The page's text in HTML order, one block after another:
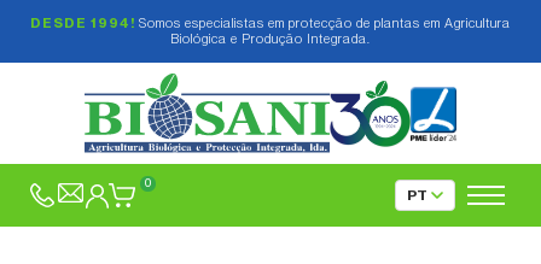
DESDE 1994! Somos especialistas em protecção de plantas em Agricultura
Biológica e Produção Integrada.
0